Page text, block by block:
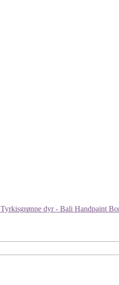
Tyrkisgrønne dyr - Bali Handpaint